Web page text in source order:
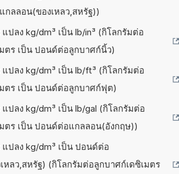
กลลอน(ของเหลว,สหรัฐ))
แปลง kg/dm³ เป็น lb/in³ (กิโลกรัมต่อ
ตร เป็น ปอนด์ต่อลูกบาศก์นิ้ว)
แปลง kg/dm³ เป็น lb/ft³ (กิโลกรัมต่อ
ตร เป็น ปอนด์ต่อลูกบาศก์ฟุต)
แปลง kg/dm³ เป็น lb/gal (กิโลกรัมต่อ
ตร เป็น ปอนด์ต่อแกลลอน(อังกฤษ))
แปลง kg/dm³ เป็น ปอนด์ต่อ
หลว,สหรัฐ) (กิโลกรัมต่อลูกบาศก์เดซิเมตร